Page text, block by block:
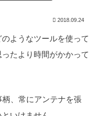
2018.09.24
ようなツールを使って
たより時間がかかって
、常にアンテナを張